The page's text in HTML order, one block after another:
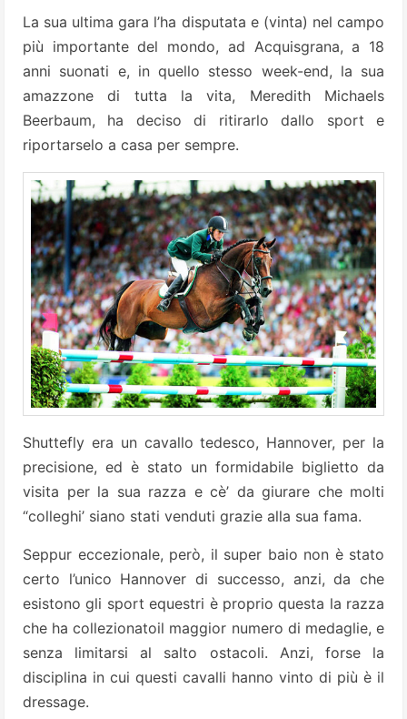
La sua ultima gara l’ha disputata e (vinta) nel campo
più importante del mondo, ad Acquisgrana, a 18
anni suonati e, in quello stesso week-end, la sua
amazzone di tutta la vita, Meredith Michaels
Beerbaum, ha deciso di ritirarlo dallo sport e
riportarselo a casa per sempre.
Shuttefly era un cavallo tedesco, Hannover, per la
precisione, ed è stato un formidabile biglietto da
visita per la sua razza e cè’ da giurare che molti
“colleghi’ siano stati venduti grazie alla sua fama.
Seppur eccezionale, però, il super baio non è stato
certo l’unico Hannover di successo, anzi, da che
esistono gli sport equestri è proprio questa la razza
che ha collezionatoil maggior numero di medaglie, e
senza limitarsi al salto ostacoli. Anzi, forse la
disciplina in cui questi cavalli hanno vinto di più è il
dressage.